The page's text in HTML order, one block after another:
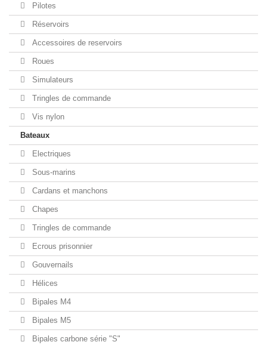
Pilotes
Réservoirs
Accessoires de reservoirs
Roues
Simulateurs
Tringles de commande
Vis nylon
Bateaux
Electriques
Sous-marins
Cardans et manchons
Chapes
Tringles de commande
Ecrous prisonnier
Gouvernails
Hélices
Bipales M4
Bipales M5
Bipales carbone série "S"